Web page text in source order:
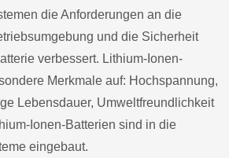
die Anforderungen an die
und die Sicherheit
verbessert. Lithium-Ionen-
Merkmale auf: Hochspannung,
Lebensdauer, Umweltfreundlichkeit
Ionen-Batterien sind in die
eingebaut.